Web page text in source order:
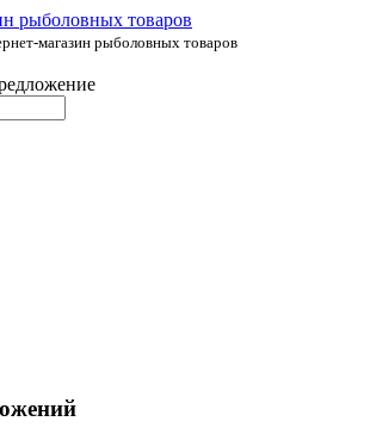
магазин рыболовных товаров